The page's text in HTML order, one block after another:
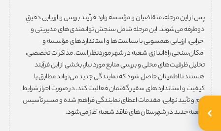
پس از این مرحله، متقاضیان و مؤسسه وارد فرآیند بررسی و ارزیابی دقیقِ
دوطرفه می‌شوند. این مرحله شامل سنجش توانمندی‌های مدیریتی و
اجرایی، ارزیابی همسویی با سیاست‌ها و استانداردهای مؤسسه و
امکان‌سنجی راه‌اندازی شعبه در شهر موردنظر است. مذاکرات تخصصی،
تحلیل ظرفیت‌های محلی و بررسی منابع مورد نیاز، بخشی از این فرآیند
هستند تا اطمینان حاصل شود که نمایندگی جدید می‌تواند مطابق با
کیفیت و استانداردهای سفیر گفتمان فعالیت کند. در صورت احراز شرایط
لازم و تأیید نهایی، مقدمات اعطای نمایندگی فراهم شده و مسیر تأسیس
شعبه جدید در شهرستان‌های فاقد شعبه آغاز می‌شود.